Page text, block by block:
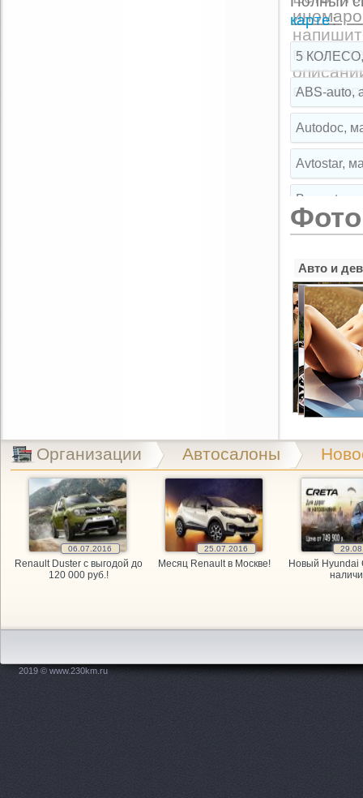
E-mail:*
Комментарий:
карте:
5 КОЛЕСО,
ABS-auto,
Autodoc,
Avtostar,
Broparts,
Broparts,
Buksir,
Cartuning,
EMEX,
Exist.ru,
Exist.ru,
GARAGE,
GARAGE,
GARAGE,
KITAY-
Maxdrive,
в
Авто и
Организации Автосалоны
06.07.2016
Renault Duster с выгодой до
120 000 руб.!
25.07.2016
Месяц Renault в Москве!
Новый Hyundai
2019 © www.230km.ru